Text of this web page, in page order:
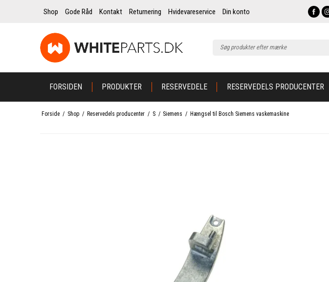
Shop Gode Råd Kontakt Returnering Hvidevareservice Din konto
FORSIDEN PRODUKTER RESERVEDELE RESERVEDELS PRODUCENTER
Forside / Shop / Reservedels producenter / S / Siemens / Hængsel til Bosch Siemens vaskemaskine